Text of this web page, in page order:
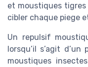
et moustiques
cibler chaque piege
Un repulsif
lorsqu’il s’agit
moustiques